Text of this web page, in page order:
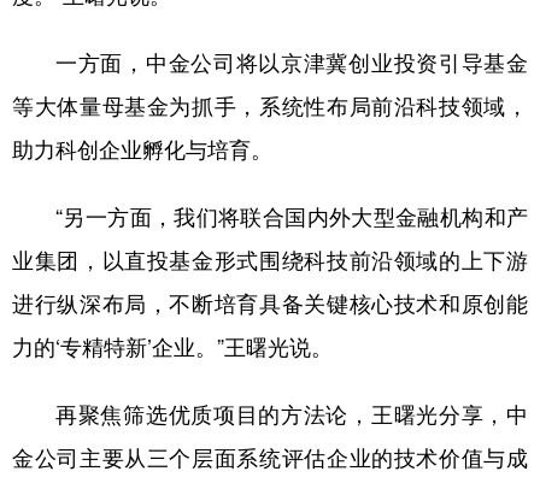
一方面，中金公司将以京津冀创业投资引导基金
等大体量母基金为抓手，系统性布局前沿科技领域，
助力科创企业孵化与培育。
“另一方面，我们将联合国内外大型金融机构和产
业集团，以直投基金形式围绕科技前沿领域的上下游
进行纵深布局，不断培育具备关键核心技术和原创能
力的‘专精特新’企业。”王曙光说。
再聚焦筛选优质项目的方法论，王曙光分享，中
金公司主要从三个层面系统评估企业的技术价值与成